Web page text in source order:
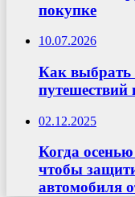
покупке
10.07.2026
Как выбрать
путешествий
02.12.2025
Когда
чтобы
автомобиля